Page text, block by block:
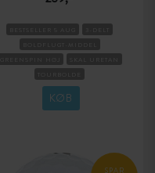
KOMPRESSION MEDIUM
KØB
SPAR